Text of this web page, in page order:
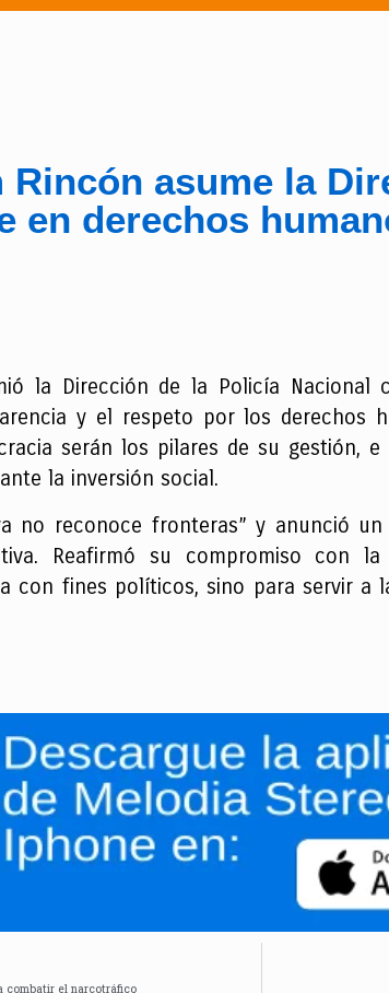
Rincón asume la
en derechos
la Dirección de la Policía
y el respeto por los derechos
serán los pilares de su gestión,
la inversión social.
no reconoce fronteras” y anunció
Reafirmó su compromiso con
con fines políticos, sino para servir a
combatir el narcotráfico